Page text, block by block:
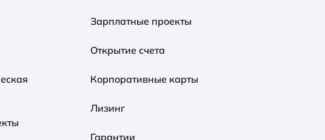
A A
Зарплатные проекты
Открытие счета
Корпоративные карты
Лизинг
Гарантии